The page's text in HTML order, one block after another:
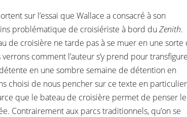
sur l’essai que Wallace a consacré à son
problématique de croisiériste à bord du Zenith.
de croisière ne tarde pas à se muer en une sorte
comment l’auteur s’y prend pour
en une sombre semaine de détention en
choisi de nous pencher sur ce texte en
que le bateau de croisière permet de penser le
Contrairement aux parcs traditionnels, qu’on se